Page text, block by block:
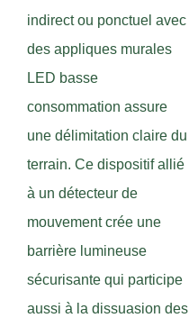
indirect ou ponctuel avec
des appliques murales
LED basse
consommation assure
une délimitation claire du
terrain. Ce dispositif allié
à un détecteur de
mouvement crée une
barrière lumineuse
sécurisante qui participe
aussi à la dissuasion des